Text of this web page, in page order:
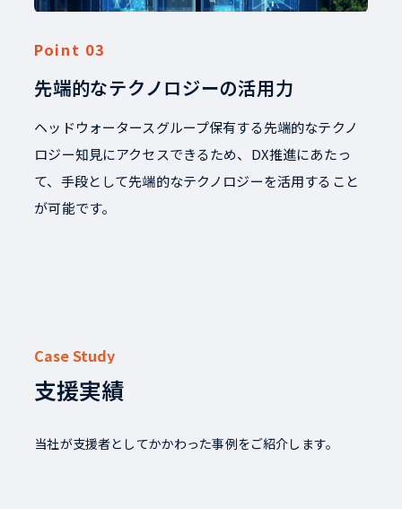
先端的なテクノロジーの活用力
ヘッドウォータースグループ保有する先端的なテクノ
ロジー知見にアクセスできるため、DX推進にあたっ
て、手段として先端的なテクノロジーを活用すること
が可能です。
Case Study
支援実績
当社が支援者としてかかわった事例をご紹介します。